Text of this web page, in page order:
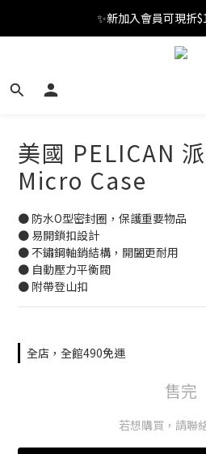
✨新加入會員可現折
✨新加入會員可現折
Welcome
美國 PELICAN
Micro Case
● 防水O型密封圈，保護重要物品
● 易開鎖扣設計
● 不鏽鋼軸銷結構，開闔更耐用
● 自動壓力平衡閥
● 附帶登山扣
全店，全館490免運
售完
若想購買，請聯